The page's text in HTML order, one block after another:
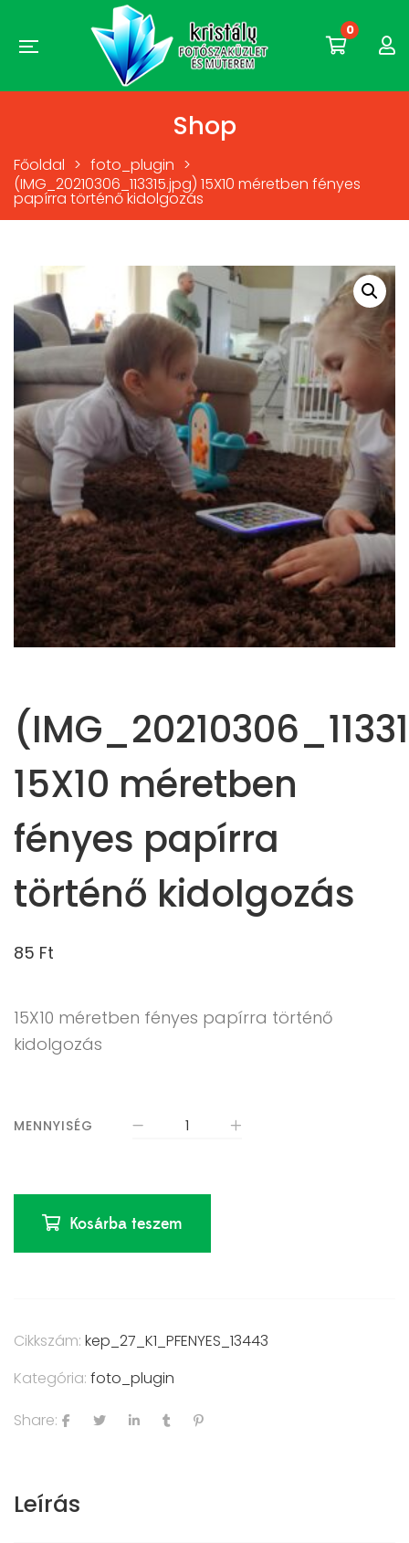
0
Shop
Főoldal > foto_plugin >
(IMG_20210306_113315.jpg) 15X10 méretben fényes
papírra történő kidolgozás
15X10 méretben
fényes papírra
történő kidolgozás
85 Ft
15X10 méretben fényes papírra történő
kidolgozás
MENNYISÉG
Kosárba teszem
Cikkszám: kep_27_K1_PFENYES_13443
Kategória: foto_plugin
Share:
Leírás